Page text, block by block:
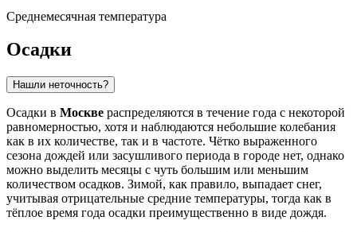
Среднемесячная температура
Осадки
Нашли неточность?
Осадки в Москве распределяются в течение года с некоторой
равномерностью, хотя и наблюдаются небольшие колебания
как в их количестве, так и в частоте. Чётко выраженного
сезона дождей или засушливого периода в городе нет, однако
можно выделить месяцы с чуть большим или меньшим
количеством осадков. Зимой, как правило, выпадает снег,
учитывая отрицательные средние температуры, тогда как в
тёплое время года осадки преимущественно в виде дождя.